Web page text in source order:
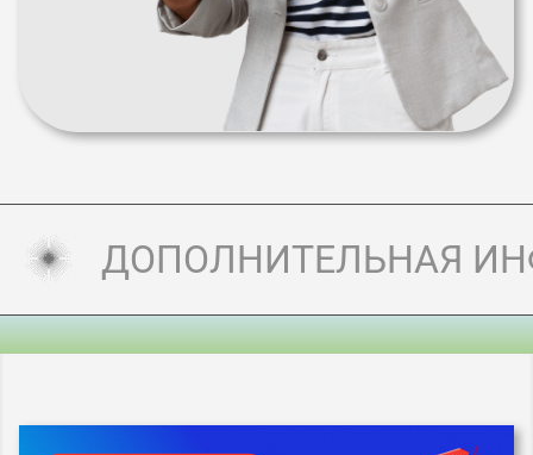
ДОПОЛНИТЕЛЬНАЯ